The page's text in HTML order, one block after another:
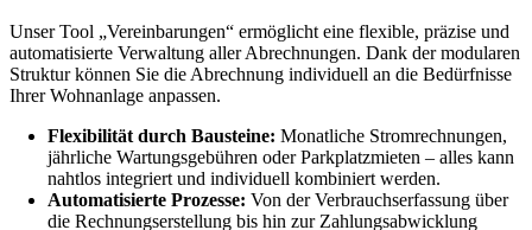
Unser Tool „Vereinbarungen“ ermöglicht eine flexible, präzise und
automatisierte Verwaltung aller Abrechnungen. Dank der modularen
Struktur können Sie die Abrechnung individuell an die Bedürfnisse
Ihrer Wohnanlage anpassen.
Flexibilität durch Bausteine: Monatliche Stromrechnungen,
jährliche Wartungsgebühren oder Parkplatzmieten – alles kann
nahtlos integriert und individuell kombiniert werden.
Automatisierte Prozesse: Von der Verbrauchserfassung über
die Rechnungserstellung bis hin zur Zahlungsabwicklung